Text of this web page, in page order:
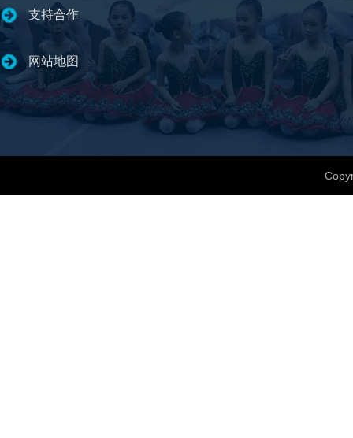
支持合作
网站地图